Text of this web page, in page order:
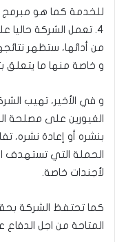
للخدمة كما هو مبرمج
4. تعمل الشركة حاليا
من أدائها، ستظهر
و خاصة منها ما يتعلق
و في الأخير، تهيب
الغيورين على مصلحة
بنشره أو إعادة نشره،
الحملة التي تستهدف
لأجندات خاصة.
كما تحتفظ الشركة
المتاحة من اجل